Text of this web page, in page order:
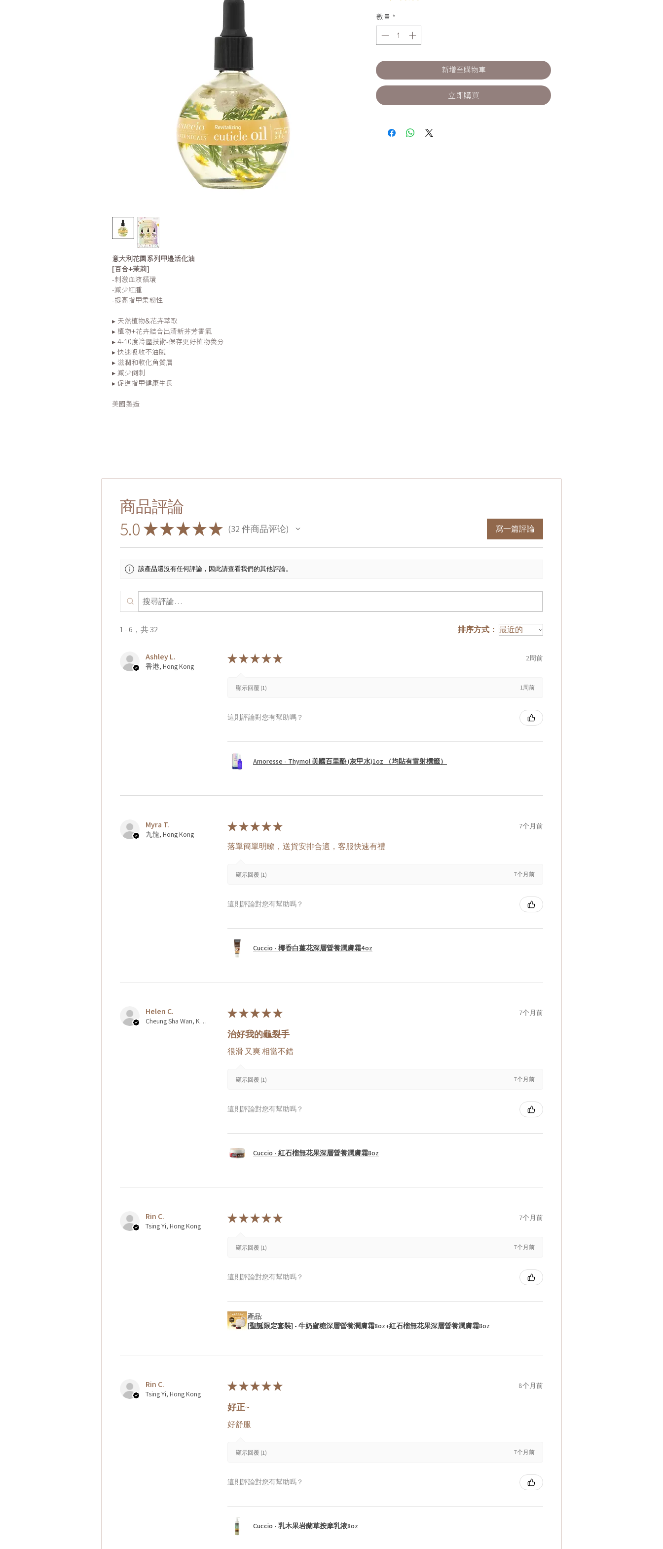
意大利花園系列甲邊活化油
[百合+茉莉]
-刺激血液循環
-減少紅腫
-提高指甲柔韌性
▸ 天然植物&花卉萃取
▸ 植物+花卉結合出清新芬芳香氣
▸ 4-10度冷壓技術-保存更好植物養分
▸ 快速吸收不油膩
▸ 滋潤和軟化角質層
▸ 減少倒刺
▸ 促進指甲健康生長
美國製造
數量 *
新增至購物車
立即購買
商品評論
5.0 ★★★★★ 32 件商品评论
32 寫一篇評論
該產品還沒有任何評論，因此請查看我們的其他評論。
1 - 6，共 32 排序方式：
Ashley L.
香港, Hong Kong
★★★★★ 2周前
顯示回覆 (1) 1周前
這則評論對您有幫助嗎？
Amoresse - Thymol 美國百里酚 (灰甲水)1oz （均貼有雷射標籤）
Myra T.
九龍, Hong Kong
★★★★★ 7个月前
落單簡單明瞭，送貨安排合適，客服快速有禮
顯示回覆 (1) 7个月前
這則評論對您有幫助嗎？
Cuccio - 椰香白薑花深層營養潤膚霜4oz
Helen C.
Cheung Sha Wan, Kowloon., Hong Kong
★★★★★ 7个月前
治好我的龜裂手
很滑 又爽 相當不錯
顯示回覆 (1) 7个月前
這則評論對您有幫助嗎？
Cuccio - 紅石榴無花果深層營養潤膚霜8oz
Rin C.
Tsing Yi, Hong Kong
★★★★★ 7个月前
顯示回覆 (1) 7个月前
這則評論對您有幫助嗎？
產品:
[聖誕限定套裝] - 牛奶蜜糖深層營養潤膚霜8oz+紅石榴無花果深層營養潤膚霜8oz
Rin C.
Tsing Yi, Hong Kong
★★★★★ 8个月前
好正~
好舒服
顯示回覆 (1) 7个月前
這則評論對您有幫助嗎？
Cuccio - 乳木果岩蘭草按摩乳液8oz